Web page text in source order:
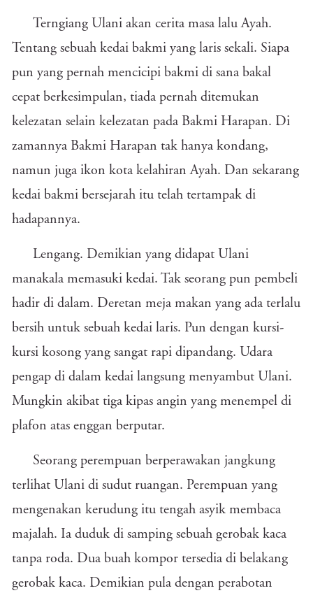
Terngiang Ulani akan cerita masa lalu Ayah.
Tentang sebuah kedai bakmi yang laris sekali. Siapa
pun yang pernah mencicipi bakmi di sana bakal
cepat berkesimpulan, tiada pernah ditemukan
kelezatan selain kelezatan pada Bakmi Harapan. Di
zamannya Bakmi Harapan tak hanya kondang,
namun juga ikon kota kelahiran Ayah. Dan sekarang
kedai bakmi bersejarah itu telah tertampak di
hadapannya.
Lengang. Demikian yang didapat Ulani
manakala memasuki kedai. Tak seorang pun pembeli
hadir di dalam. Deretan meja makan yang ada terlalu
bersih untuk sebuah kedai laris. Pun dengan kursi-
kursi kosong yang sangat rapi dipandang. Udara
pengap di dalam kedai langsung menyambut Ulani.
Mungkin akibat tiga kipas angin yang menempel di
plafon atas enggan berputar.
Seorang perempuan berperawakan jangkung
terlihat Ulani di sudut ruangan. Perempuan yang
mengenakan kerudung itu tengah asyik membaca
majalah. Ia duduk di samping sebuah gerobak kaca
tanpa roda. Dua buah kompor tersedia di belakang
gerobak kaca. Demikian pula dengan perabotan